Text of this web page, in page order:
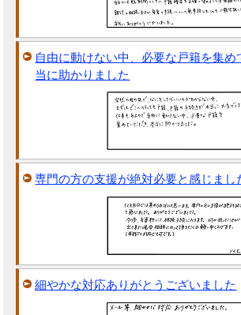
自由に動けない中、必要な戸籍を集め
当に助かりました
専門の方の支援が絶対必要と感じまし
細やかな対応ありがとうございました